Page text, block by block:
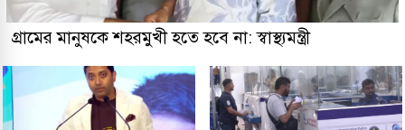
গ্রামের মানুষকে শহরমুখী হতে হবে না: স্বাস্থ্যমন্ত্রী